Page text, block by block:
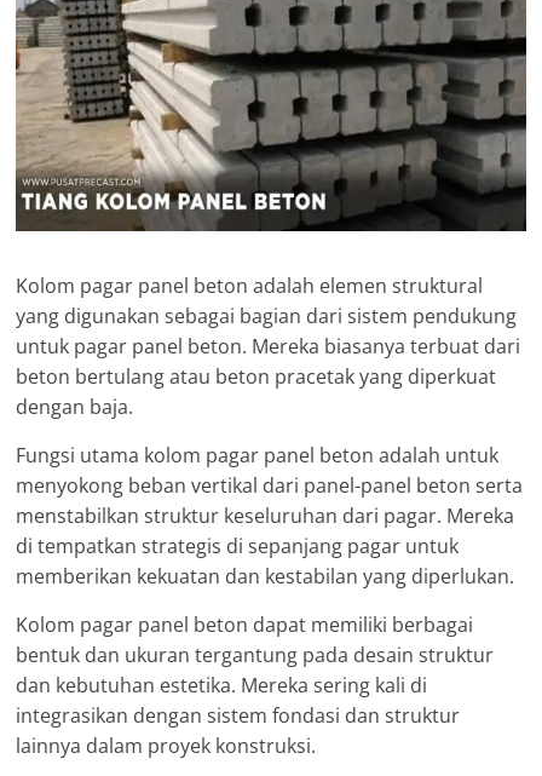
Kolom pagar panel beton adalah elemen struktural
yang digunakan sebagai bagian dari sistem pendukung
untuk pagar panel beton. Mereka biasanya terbuat dari
beton bertulang atau beton pracetak yang diperkuat
dengan baja.
Fungsi utama kolom pagar panel beton adalah untuk
menyokong beban vertikal dari panel-panel beton serta
menstabilkan struktur keseluruhan dari pagar. Mereka
di tempatkan strategis di sepanjang pagar untuk
memberikan kekuatan dan kestabilan yang diperlukan.
Kolom pagar panel beton dapat memiliki berbagai
bentuk dan ukuran tergantung pada desain struktur
dan kebutuhan estetika. Mereka sering kali di
integrasikan dengan sistem fondasi dan struktur
lainnya dalam proyek konstruksi.